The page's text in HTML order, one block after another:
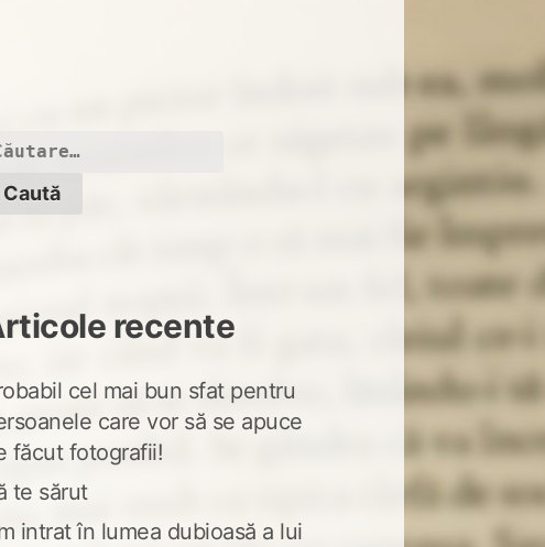
recente
cel mai bun sfat pentru
care vor să se apuce
făcut fotografii!
te sărut
intrat în lumea dubioasă a lui